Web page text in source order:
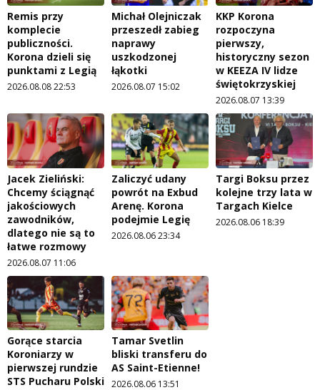
Remis przy
komplecie
publiczności.
Korona dzieli się
punktami z Legią
2026.08.08 22:53
Michał Olejniczak
przeszedł zabieg
naprawy
uszkodzonej
łąkotki
2026.08.07 15:02
KKP Korona
rozpoczyna
pierwszy,
historyczny sezon
w KEEZA IV lidze
świętokrzyskiej
2026.08.07 13:39
Jacek Zieliński:
Chcemy ściągnąć
jakościowych
zawodników,
dlatego nie są to
łatwe rozmowy
2026.08.07 11:06
Zaliczyć udany
powrót na Exbud
Arenę. Korona
podejmie Legię
2026.08.06 23:34
Targi Boksu przez
kolejne trzy lata w
Targach Kielce
2026.08.06 18:39
Gorące starcia
Koroniarzy w
pierwszej rundzie
STS Pucharu Polski
Tamar Svetlin
bliski transferu do
AS Saint-Etienne!
2026.08.06 13:51